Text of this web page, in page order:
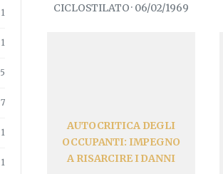
1
1
5
7
1
1
CICLOSTILATO · 06/02/1969
AUTOCRITICA DEGLI
OCCUPANTI: IMPEGNO
A RISARCIRE I DANNI